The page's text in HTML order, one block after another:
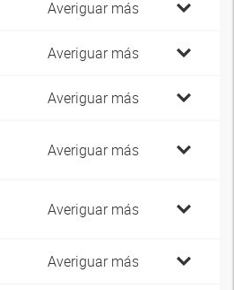
Averiguar más
Averiguar más
Averiguar más
Averiguar más
Averiguar más
Averiguar más